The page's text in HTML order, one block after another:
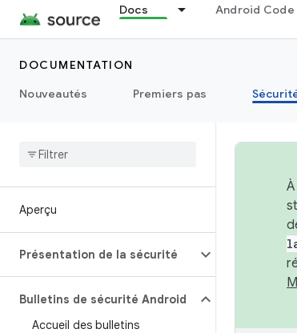
Docs Android Code
DOCUMENTATION
Nouveautés
Premiers pas
Aperçu
Présentation de la sécurité
Bulletins de sécurité Android
Accueil des bulletins